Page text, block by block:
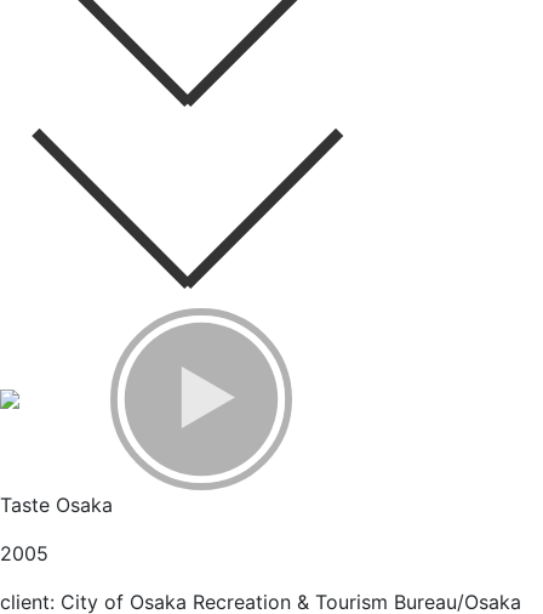
Taste Osaka
2005
client: City of Osaka Recreation & Tourism Bureau/Osaka